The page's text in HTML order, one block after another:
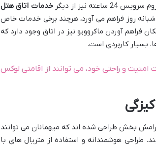
نیز از دیگر
خدمات اتاق هتل
روز فراهم می آورد، هرچند برخی خدمات خاص
آوردن ماکروویو نیز در اتاق وجود دارد که
بسیار کاربردی است.
امنیت و راحتی خود، می توانند از اقامتی لوکس
بخش طراحی شده اند که میهمانان می توانند
طراحی هوشمندانه و استفاده از متریال های با